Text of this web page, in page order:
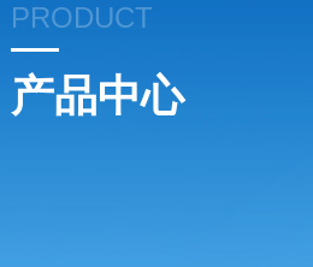
PRODUCT
产品中心